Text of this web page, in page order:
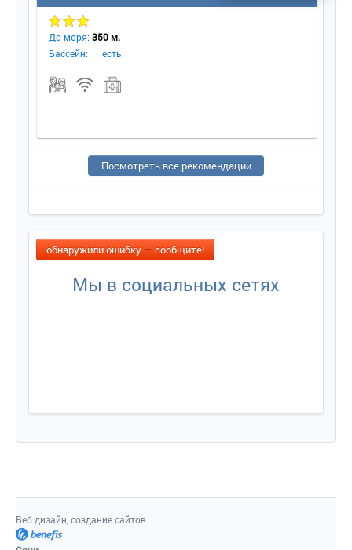
До моря: 350 м.
Бассейн:
есть
Посмотреть все рекомендации
обнаружили ошибку — сообщите!
Мы в социальных сетях
Веб дизайн, создание сайто